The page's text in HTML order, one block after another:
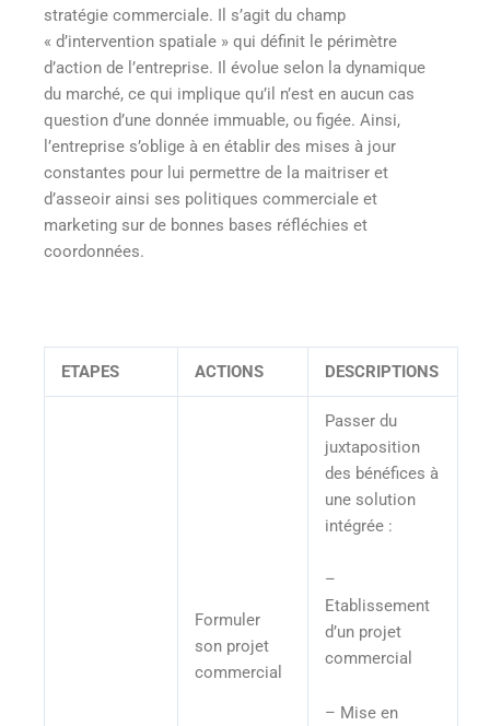
stratégie commerciale. Il s’agit du champ
« d’intervention spatiale » qui définit le périmètre
d’action de l’entreprise. Il évolue selon la dynamique
du marché, ce qui implique qu’il n’est en aucun cas
question d’une donnée immuable, ou figée. Ainsi,
l’entreprise s’oblige à en établir des mises à jour
constantes pour lui permettre de la maitriser et
d’asseoir ainsi ses politiques commerciale et
marketing sur de bonnes bases réfléchies et
coordonnées.
ETAPES ACTIONS DESCRIPTIONS
Formuler
son projet
commercial
Passer du
juxtaposition
des bénéfices à
une solution
intégrée :
–
Etablissement
d’un projet
commercial
– Mise en